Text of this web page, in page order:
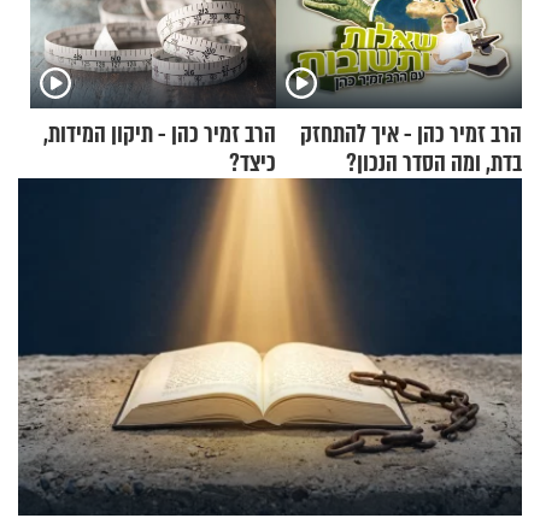
הרב זמיר כהן - איך להתחזק
בדת, ומה הסדר הנכון?
הרב זמיר כהן - תיקון המידות,
כיצד?